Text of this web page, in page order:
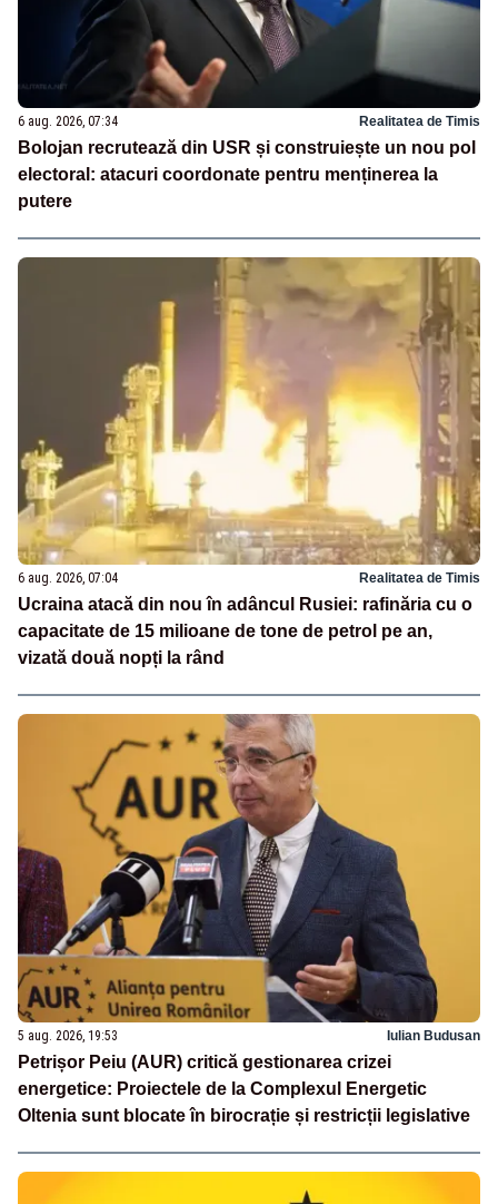
6 aug. 2026, 07:34 Realitatea de Timis
Bolojan recrutează din USR și construiește un nou pol
electoral: atacuri coordonate pentru menținerea la
putere
6 aug. 2026, 07:04 Realitatea de Timis
Ucraina atacă din nou în adâncul Rusiei: rafinăria cu o
capacitate de 15 milioane de tone de petrol pe an,
vizată două nopți la rând
5 aug. 2026, 19:53 Iulian Budusan
Petrișor Peiu (AUR) critică gestionarea crizei
energetice: Proiectele de la Complexul Energetic
Oltenia sunt blocate în birocrație și restricții legislative